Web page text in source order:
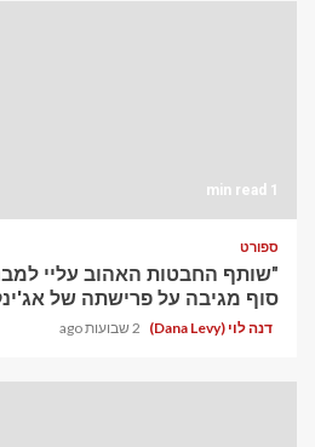
1 min read
ספורט
"שותף החבטות האהוב עליי
סוף מגיבה על פרישתה של
דנה לוי (Dana Levy) 2 שבועות ago